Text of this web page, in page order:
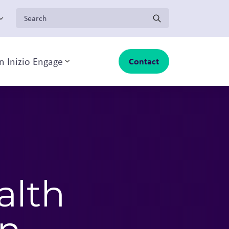
Inizio Engage Toggle sub-menuContact